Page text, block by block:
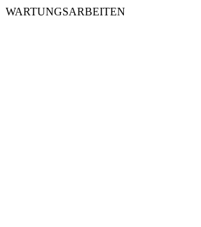
WARTUNGSARBEITEN